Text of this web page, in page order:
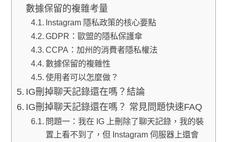
數據保留的複雜考量
Instagram 隱私政策的核心要點
GDPR：歐盟的隱私保護傘
CCPA：加州的消費者隱私權法
數據保留的複雜性
使用者可以怎麼做？
IG刪掉聊天記錄還在嗎？結論
IG刪掉聊天記錄還在嗎？ 常見問題快速FAQ
問題一：我在 IG 上刪除了聊天記錄，我的裝
置上看不到了，但 Instagram 伺服器上還會